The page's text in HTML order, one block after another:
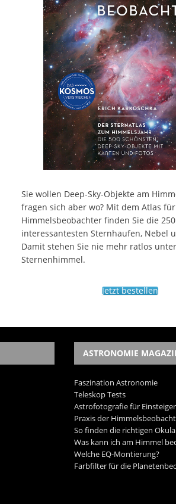
Sie wollen Deep-Sky-Objekte am
fragen sich aber wo? Mit dem Atlas für
Himmelsbeobachter finden Sie die 250
interessantesten Sternhaufen, Nebel
Damit stehen Sie nie mehr ratlos
Sternenhimmel.
Jetzt bestellen
ASTRONOMIE
Faszination Astronomie
Teleskop Tests
Astrofotografie für Einsteiger
Praxis der
So finden die richtigen
Was kann ich am Himmel
Welche EQ-Montierung?
Farbfilter für die